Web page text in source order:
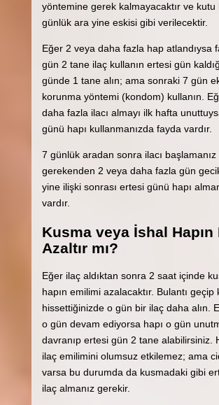
yöntemine gerek kalmayacaktır ve kutu
günlük ara yine eskisi gibi verilecektir.
Eğer 2 veya daha fazla hap atlandıysa
gün 2 tane ilaç kullanın ertesi gün
günde 1 tane alın; ama sonraki 7 gün
korunma yöntemi (kondom) kullanın.
daha fazla ilacı almayı ilk hafta
günü hapı kullanmanızda fayda vardır.
7 günlük aradan sonra ilacı başlamanız
gerekenden 2 veya daha fazla gün
yine ilişki sonrası ertesi günü hapı
vardır.
Kusma veya İshal
Azaltır mı?
Eğer ilaç aldıktan sonra 2 saat içinde
hapın emilimi azalacaktır. Bulantı geçip
hissettiğinizde o gün bir ilaç daha alın.
o gün devam ediyorsa hapı o gün
davranıp ertesi gün 2 tane alabilirsiniz.
ilaç emilimini olumsuz etkilemez; ama
varsa bu durumda da kusmadaki gibi
ilaç almanız gerekir.